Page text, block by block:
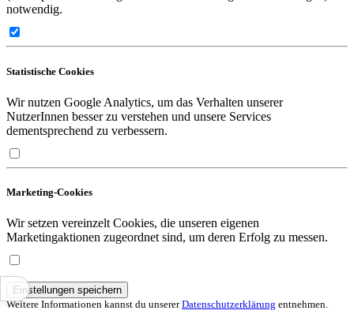
notwendig.
Statistische Cookies
Wir nutzen Google Analytics, um das Verhalten unserer
NutzerInnen besser zu verstehen und unsere Services
dementsprechend zu verbessern.
Marketing-Cookies
Wir setzen vereinzelt Cookies, die unseren eigenen
Marketingaktionen zugeordnet sind, um deren Erfolg zu messen.
Einstellungen speichern
Weitere Informationen kannst du unsererDatenschutzerklärung entnehmen.